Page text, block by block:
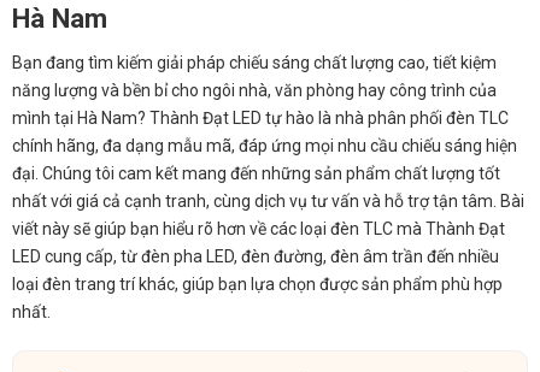
Hà Nam
Bạn đang tìm kiếm giải pháp chiếu sáng chất lượng cao, tiết kiệm
năng lượng và bền bỉ cho ngôi nhà, văn phòng hay công trình của
mình tại Hà Nam? Thành Đạt LED tự hào là nhà phân phối đèn TLC
chính hãng, đa dạng mẫu mã, đáp ứng mọi nhu cầu chiếu sáng hiện
đại. Chúng tôi cam kết mang đến những sản phẩm chất lượng tốt
nhất với giá cả cạnh tranh, cùng dịch vụ tư vấn và hỗ trợ tận tâm. Bài
viết này sẽ giúp bạn hiểu rõ hơn về các loại đèn TLC mà Thành Đạt
LED cung cấp, từ đèn pha LED, đèn đường, đèn âm trần đến nhiều
loại đèn trang trí khác, giúp bạn lựa chọn được sản phẩm phù hợp
nhất.